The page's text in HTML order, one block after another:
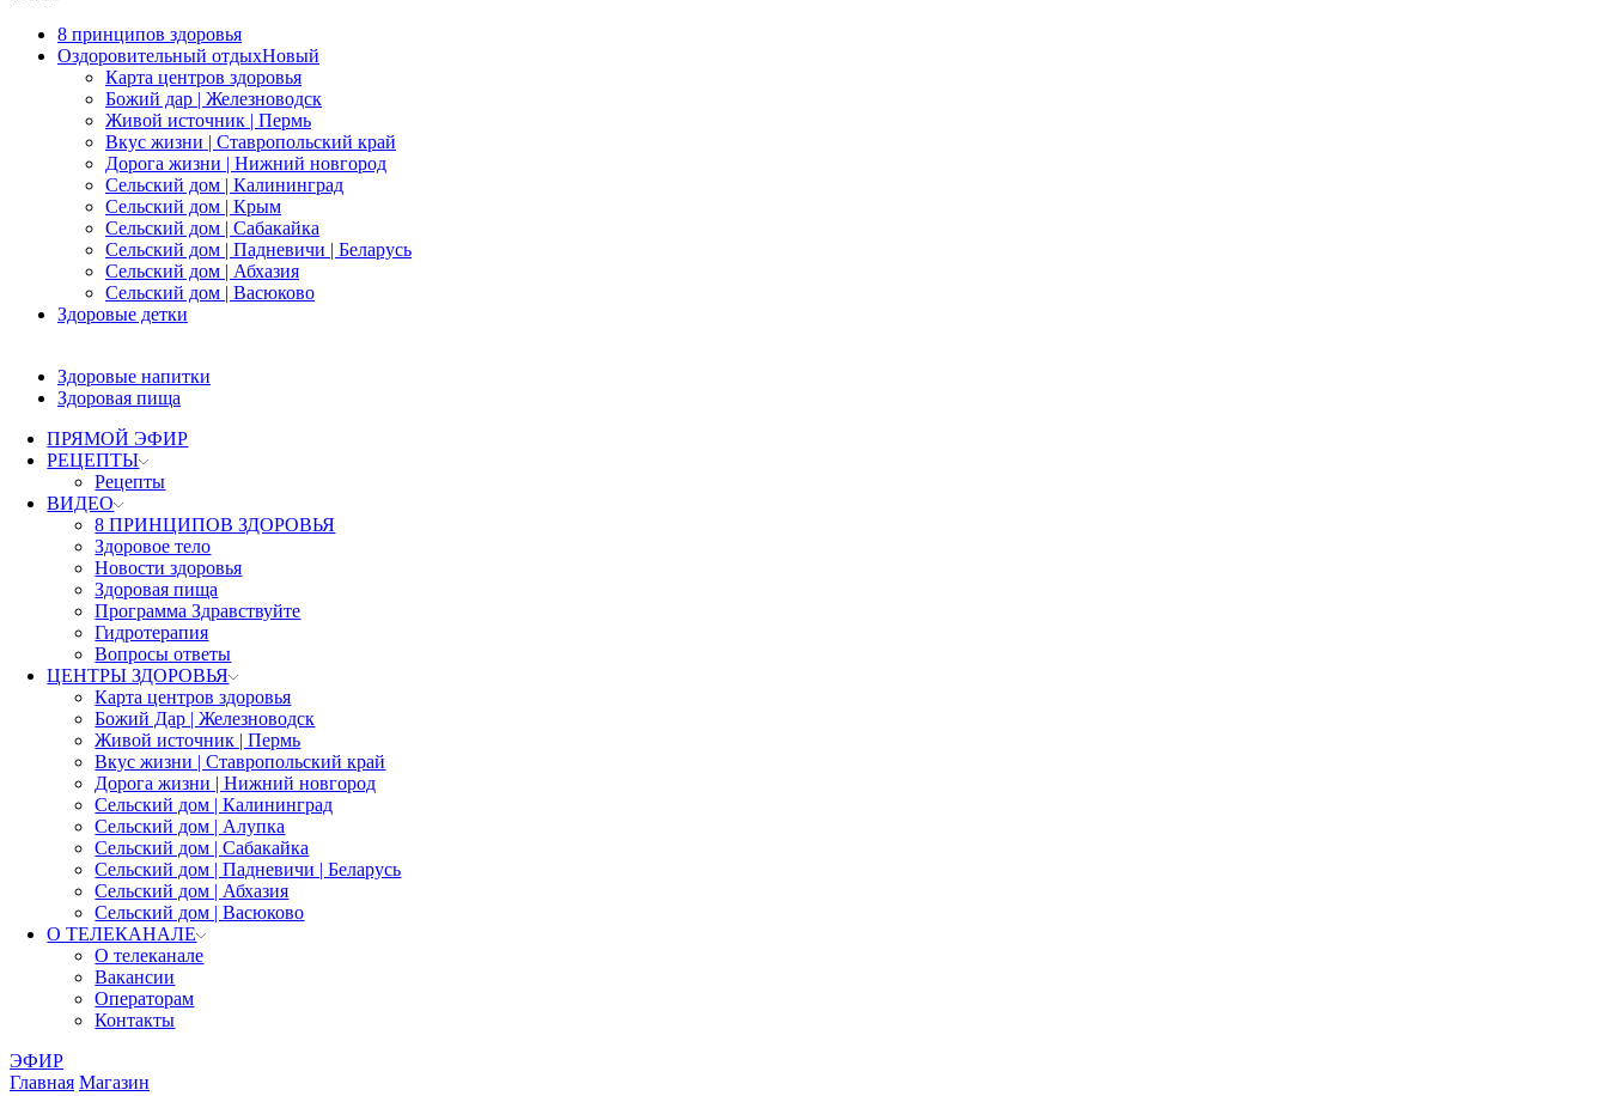
8 принципов здоровья
Оздоровительный отдыхНовый
Карта центров здоровья
Божий дар | Железноводск
Живой источник | Пермь
Вкус жизни | Ставропольский край
Дорога жизни | Нижний новгород
Сельский дом | Калининград
Сельский дом | Крым
Сельский дом | Сабакайка
Сельский дом | Падневичи | Беларусь
Сельский дом | Абхазия
Сельский дом | Васюково
Здоровые детки
Здоровые напитки
Здоровая пища
ПРЯМОЙ ЭФИР
РЕЦЕПТЫ
Рецепты
ВИДЕО
8 ПРИНЦИПОВ ЗДОРОВЬЯ
Здоровое тело
Новости здоровья
Здоровая пища
Программа Здравствуйте
Гидротерапия
Вопросы ответы
ЦЕНТРЫ ЗДОРОВЬЯ
Карта центров здоровья
Божий Дар | Железноводск
Живой источник | Пермь
Вкус жизни | Ставропольский край
Дорога жизни | Нижний новгород
Сельский дом | Калининград
Сельский дом | Алупка
Сельский дом | Сабакайка
Сельский дом | Падневичи | Беларусь
Сельский дом | Абхазия
Сельский дом | Васюково
О ТЕЛЕКАНАЛЕ
О телеканале
Вакансии
Операторам
Контакты
ЭФИР
Главная Магазин